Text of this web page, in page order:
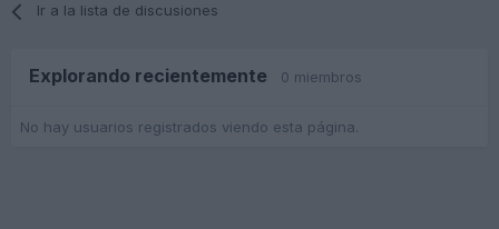
Ir a la lista de discusiones
Explorando recientemente 0 miembros
No hay usuarios registrados viendo esta página.